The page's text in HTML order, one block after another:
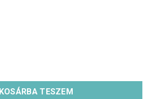
KOSÁRBA TESZEM